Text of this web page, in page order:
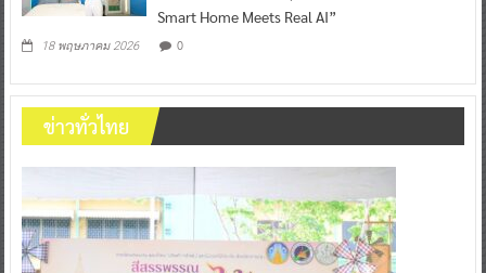
Smart Home Meets Real AI”
18 พฤษภาคม 2026 0
ข่าวทั่วไทย